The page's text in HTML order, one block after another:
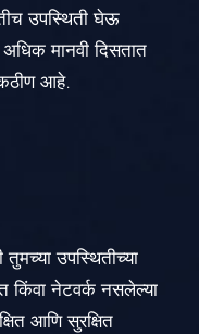
उपस्थिती घेऊ
मानवी दिसतात
आहे.
तुमच्या उपस्थितीच्या
किंवा नेटवर्क नसलेल्या
आणि सुरक्षित